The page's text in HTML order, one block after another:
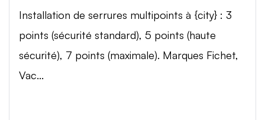
Installation de serrures multipoints à {city} : 3
points (sécurité standard), 5 points (haute
sécurité), 7 points (maximale). Marques Fichet,
Vac...